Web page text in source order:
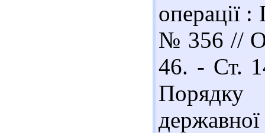
операції
№ 356 //
46. - Ст.